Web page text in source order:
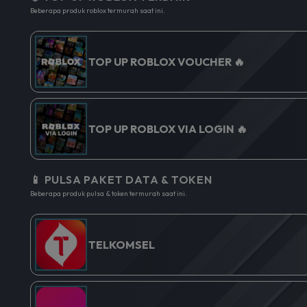
Beberapa produk roblox termurah saat ini.
TOP UP ROBLOX VOUCHER 🔥
TOP UP ROBLOX VIA LOGIN 🔥
📱 PULSA PAKET DATA & TOKEN
Beberapa produk pulsa & token termurah saat ini.
TELKOMSEL